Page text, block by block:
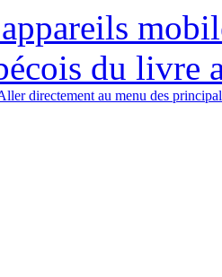
du livre
directement au menu des